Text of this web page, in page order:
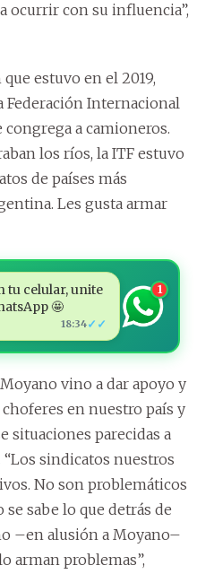
ocurrir con su influencia”,
estuvo en el 2019,
Federación Internacional
congrega a camioneros.
los ríos, la ITF estuvo
de países más
Les gusta armar
tu celular, unite
🤩
18:34✓✓
1
vino a dar apoyo y
en nuestro país y
situaciones parecidas a
“Los sindicatos nuestros
No son problemáticos
sabe lo que detrás de
–en alusión a Moyano–
arman problemas”,